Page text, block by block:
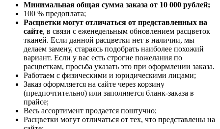
Минимальная общая сумма заказа от 10 000 рублей;
100 % предоплата;
Расцветки могут отличаться от представленных на
сайте, в связи с еженедельным обновлением расцветок
тканей. Если данной расцветки нет в наличии, мы
делаем замену, стараясь подобрать наиболее похожий
вариант. Если у вас есть строгие пожелания по
расцветкам, просьба указать это при оформлении заказа.
Работаем с физическими и юридическими лицами;
Заказ оформляется на сайте через корзину
(предпочтительно) или заполняется бланк-заказа в
прайсе;
Весь ассортимент продается поштучно;
Расцветки могут отличаться от тех, что представлены на